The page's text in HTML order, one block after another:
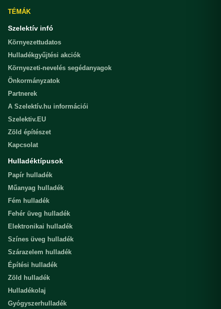
TÉMÁK
Szelektív infó
Környezettudatos
Hulladékgyűjtési akciók
Környezeti-nevelés segédanyagok
Önkormányzatok
Partnerek
A Szelektív.hu információi
Szelektiv.EU
Zöld építészet
Kapcsolat
Hulladéktípusok
Papír hulladék
Műanyag hulladék
Fém hulladék
Fehér üveg hulladék
Elektronikai hulladék
Színes üveg hulladék
Szárazelem hulladék
Építési hulladék
Zöld hulladék
Hulladékolaj
Gyógyszerhulladék